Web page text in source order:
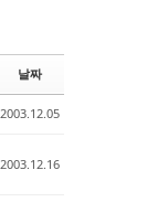
날짜
2003.12.05
2003.12.16